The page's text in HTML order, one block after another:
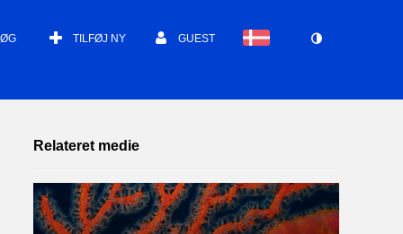
TILFØJ NY GUEST
Relateret medie